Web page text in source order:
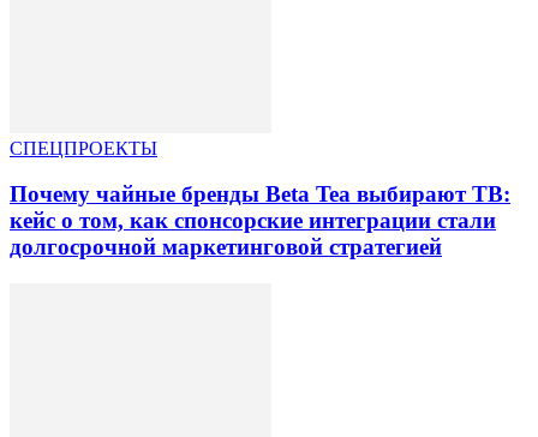
СПЕЦПРОЕКТЫ
Почему чайные бренды Beta Tea выбирают ТВ:
кейс о том, как спонсорские интеграции стали
долгосрочной маркетинговой стратегией